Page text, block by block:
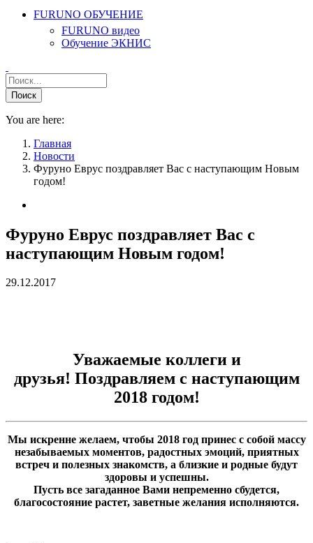
FURUNO ОБУЧЕНИЕ
FURUNO видео
Обучение ЭКНИС
You are here:
Главная
Новости
Фуруно Еврус поздравляет Вас с наступающим Новым
годом!
Фуруно Еврус поздравляет Вас с
наступающим Новым годом!
29.12.2017
Уважаемые коллеги и
друзья! Поздравляем с наступающим
2018 годом!
Мы искренне желаем, чтобы 2018 год принес с собой массу
незабываемых моментов, радостных эмоций, приятных
встреч и полезных знакомств, а близкие и родные будут
здоровы и успешны.
Пусть все загаданное Вами непременно сбудется,
благосостояние растет, заветные желания исполняются.